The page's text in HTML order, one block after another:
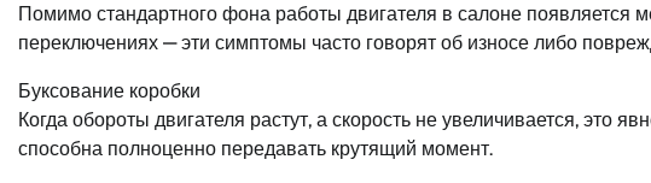
Помимо стандартного фона работы двигателя в салоне появляется
переключениях — эти симптомы часто говорят об износе либо
Буксование коробки
Когда обороты двигателя растут, а скорость не увеличивается, это
способна полноценно передавать крутящий момент.